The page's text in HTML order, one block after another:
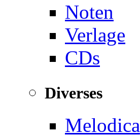
Noten
Verlage
CDs
Diverses
Melodica